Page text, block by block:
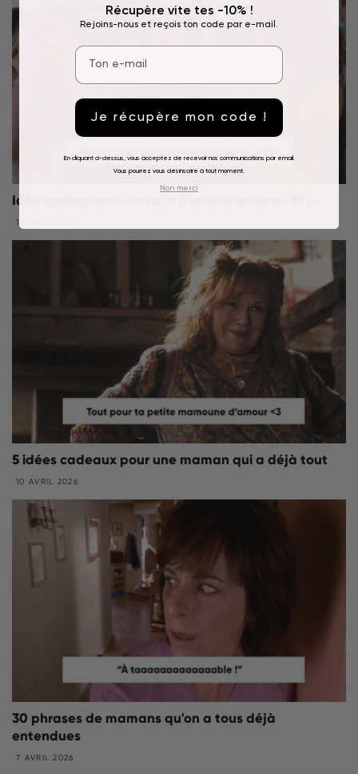
Idée cadeau anniversaire dernière minute : 15 i...
14 AVRIL 2026
5 idées cadeaux pour une maman qui a déjà tout
10 AVRIL 2026
30 phrases de mamans qu'on a tous déjà
entendues
7 AVRIL 2026
Récupère vite tes -10% !
Rejoins-nous et reçois ton code par e-mail.
Email
Je récupère mon code !
En cliquant ci-dessus, vous acceptez de recevoir nos communications par email.
Vous pourrez vous désinscrire à tout moment.
Non merci